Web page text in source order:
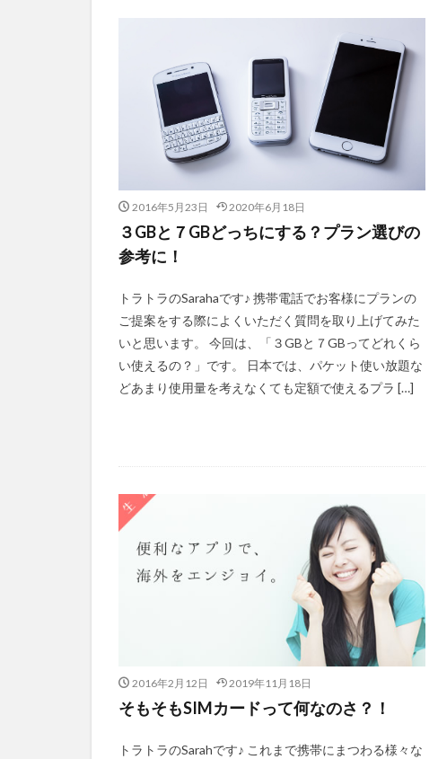
2016年5月23日 2020年6月18日
３GBと７GBどっちにする？プラン選びの
参考に！
トラトラのSarahaです♪ 携帯電話でお客様にプランの
ご提案をする際によくいただく質問を取り上げてみた
いと思います。 今回は、「３GBと７GBってどれくら
い使えるの？」です。 日本では、パケット使い放題な
どあまり使用量を考えなくても定額で使えるプラ […]
2016年2月12日 2019年11月18日
そもそもSIMカードって何なのさ？！
トラトラのSarahです♪ これまで携帯にまつわる様々な